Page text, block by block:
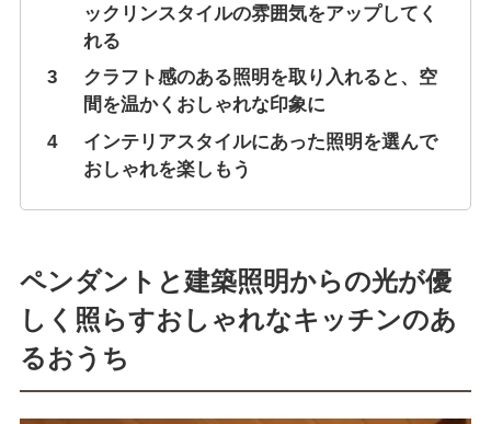
ックリンスタイルの雰囲気をアップしてく
れる
3
クラフト感のある照明を取り入れると、空
間を温かくおしゃれな印象に
4
インテリアスタイルにあった照明を選んで
おしゃれを楽しもう
ペンダントと建築照明からの光が優
しく照らすおしゃれなキッチンのあ
るおうち